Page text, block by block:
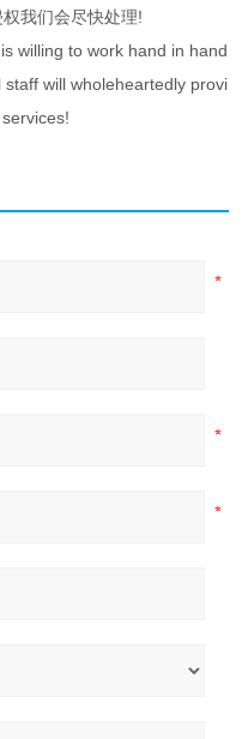
我们会尽快处理!
willing to work hand in hand
will wholeheartedly provi